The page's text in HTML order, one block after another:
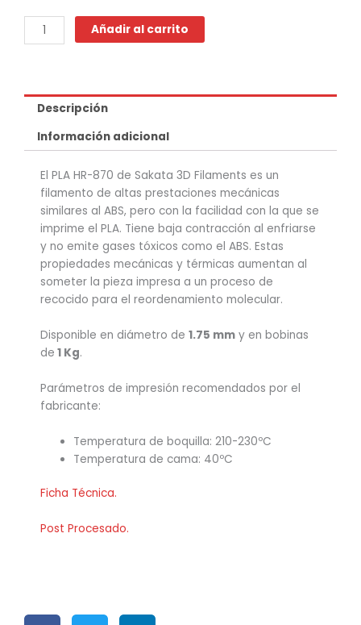
870
-
Añadir al carrito
Descripción
Información adicional
El PLA HR-870 de Sakata 3D Filaments es un
filamento de altas prestaciones mecánicas
similares al ABS, pero con la facilidad con la que se
imprime el PLA. Tiene baja contracción al enfriarse
y no emite gases tóxicos como el ABS. Estas
propiedades mecánicas y térmicas aumentan al
someter la pieza impresa a un proceso de
recocido para el reordenamiento molecular.
Disponible en diámetro de 1.75 mm y en bobinas
de 1 Kg.
Parámetros de impresión recomendados por el
fabricante:
Temperatura de boquilla: 210-230ºC
Temperatura de cama: 40ºC
Ficha Técnica.
Post Procesado.